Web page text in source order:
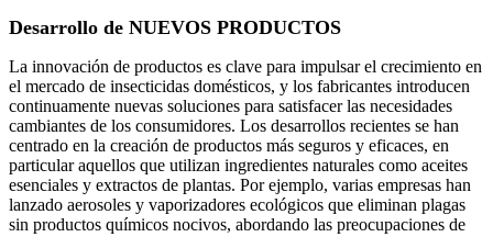
Desarrollo de NUEVOS PRODUCTOS
La innovación de productos es clave para impulsar el crecimiento en
el mercado de insecticidas domésticos, y los fabricantes introducen
continuamente nuevas soluciones para satisfacer las necesidades
cambiantes de los consumidores. Los desarrollos recientes se han
centrado en la creación de productos más seguros y eficaces, en
particular aquellos que utilizan ingredientes naturales como aceites
esenciales y extractos de plantas. Por ejemplo, varias empresas han
lanzado aerosoles y vaporizadores ecológicos que eliminan plagas
sin productos químicos nocivos, abordando las preocupaciones de